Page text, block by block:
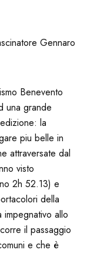
Gennaro
Benevento
una grande
la
piu belle in
attraversate dal
visto
2h 52.13) e
della
allo
il passaggio
e che è